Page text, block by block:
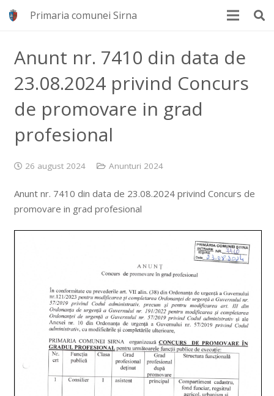
Primaria comunei Sirna
Anunt nr. 7410 din data de
23.08.2024 privind Concurs
de promovare in grad
profesional
26 august 2024 Anunturi 2024
Anunt nr. 7410 din data de 23.08.2024 privind Concurs de
promovare in grad profesional